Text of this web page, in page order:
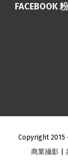
FACEBOOK
Copyright 2015
商業攝影